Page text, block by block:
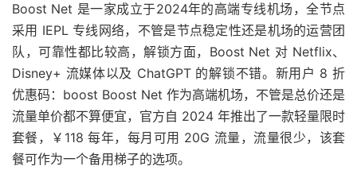
Boost Net 是一家成立于2024年的高端专线机场，全节点
采用 IEPL 专线网络，不管是节点稳定性还是机场的运营团
队，可靠性都比较高，解锁方面，Boost Net 对 Netflix、
Disney+ 流媒体以及 ChatGPT 的解锁不错。新用户 8 折
优惠码：boost Boost Net 作为高端机场，不管是总价还是
流量单价都不算便宜，官方自 2024 年推出了一款轻量限时
套餐，￥118 每年，每月可用 20G 流量，流量很少，该套
餐可作为一个备用梯子的选项。